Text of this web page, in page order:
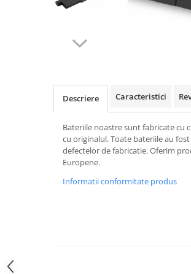
POS/Scanere coduri de bare
Smartwatch
Camere video
Accesorii kjøk
Descriere Caracteristici
Bateriile noastre sunt fabricate cu
cu originalul. Toate bateriile au
defectelor de fabricatie. Oferim
Europene.
Informatii conformitate produs